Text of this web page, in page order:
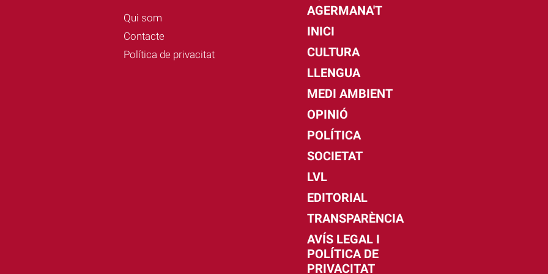
Qui som
Contacte
Política de privacitat
AGERMANA'T
INICI
CULTURA
LLENGUA
MEDI AMBIENT
OPINIÓ
POLÍTICA
SOCIETAT
LVL
EDITORIAL
TRANSPARÈNCIA
AVÍS LEGAL I
POLÍTICA DE
PRIVACITAT